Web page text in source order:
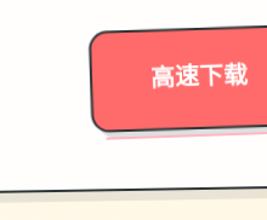
高速下载